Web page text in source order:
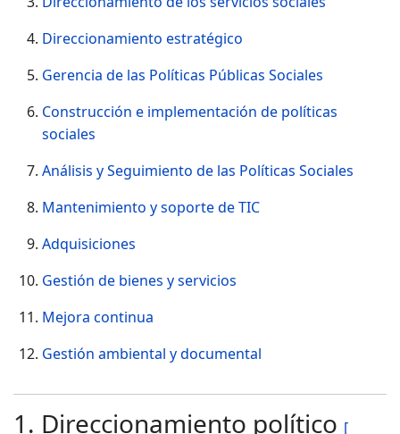
Direccionamiento estratégico
Gerencia de las Políticas Públicas Sociales
Construcción e implementación de políticas
sociales
Análisis y Seguimiento de las Políticas Sociales
Mantenimiento y soporte de TIC
Adquisiciones
Gestión de bienes y servicios
Mejora continua
Gestión ambiental y documental
1. Direccionamiento político [